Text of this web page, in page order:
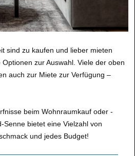
sind zu kaufen und lieber mieten
zur Auswahl. Viele der oben
auch zur Miete zur Verfügung –
beim Wohnraumkauf oder -
Senne bietet eine Vielzahl von
und jedes Budget!